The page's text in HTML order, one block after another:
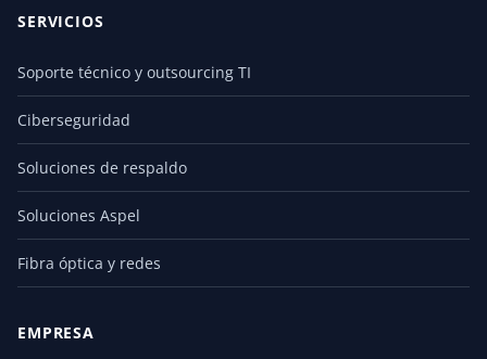
SERVICIOS
Soporte técnico y outsourcing TI
Ciberseguridad
Soluciones de respaldo
Soluciones Aspel
Fibra óptica y redes
EMPRESA